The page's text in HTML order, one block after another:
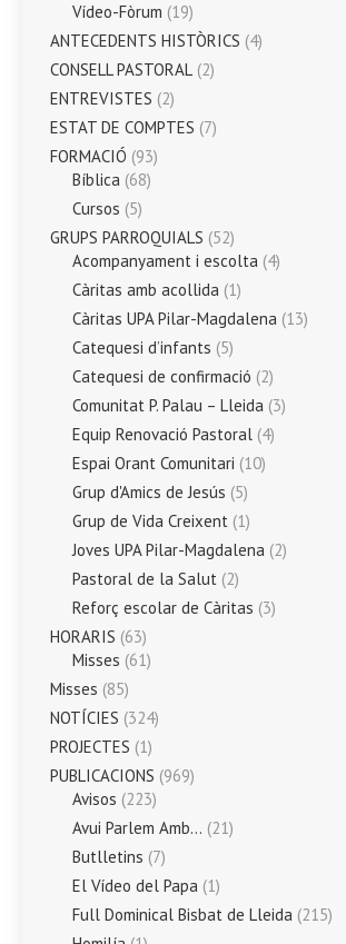
Vídeo-Fòrum (19)
ANTECEDENTS HISTÒRICS (4)
CONSELL PASTORAL (2)
ENTREVISTES (2)
ESTAT DE COMPTES (7)
FORMACIÓ (93)
Bíblica (68)
Cursos (5)
GRUPS PARROQUIALS (52)
Acompanyament i escolta (4)
Càritas amb acollida (1)
Càritas UPA Pilar-Magdalena (13)
Catequesi d’infants (5)
Catequesi de confirmació (2)
Comunitat P. Palau – Lleida (3)
Equip Renovació Pastoral (4)
Espai Orant Comunitari (10)
Grup d'Amics de Jesús (5)
Grup de Vida Creixent (1)
Joves UPA Pilar-Magdalena (2)
Pastoral de la Salut (2)
Reforç escolar de Càritas (3)
HORARIS (63)
Misses (61)
Misses (85)
NOTÍCIES (324)
PROJECTES (1)
PUBLICACIONS (969)
Avisos (223)
Avui Parlem Amb… (21)
Butlletins (7)
El Vídeo del Papa (1)
Full Dominical Bisbat de Lleida (215)